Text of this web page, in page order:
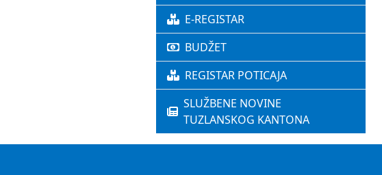
E-REGISTAR
BUDŽET
REGISTAR POTICAJA
SLUŽBENE NOVINE
TUZLANSKOG KANTONA